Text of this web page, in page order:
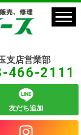
支店営業部
466-2111
友だち追加